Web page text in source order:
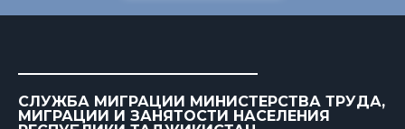
СЛУЖБА МИГРАЦИИ МИНИСТЕРСТВА ТРУДА,
МИГРАЦИИ И ЗАНЯТОСТИ НАСЕЛЕНИЯ